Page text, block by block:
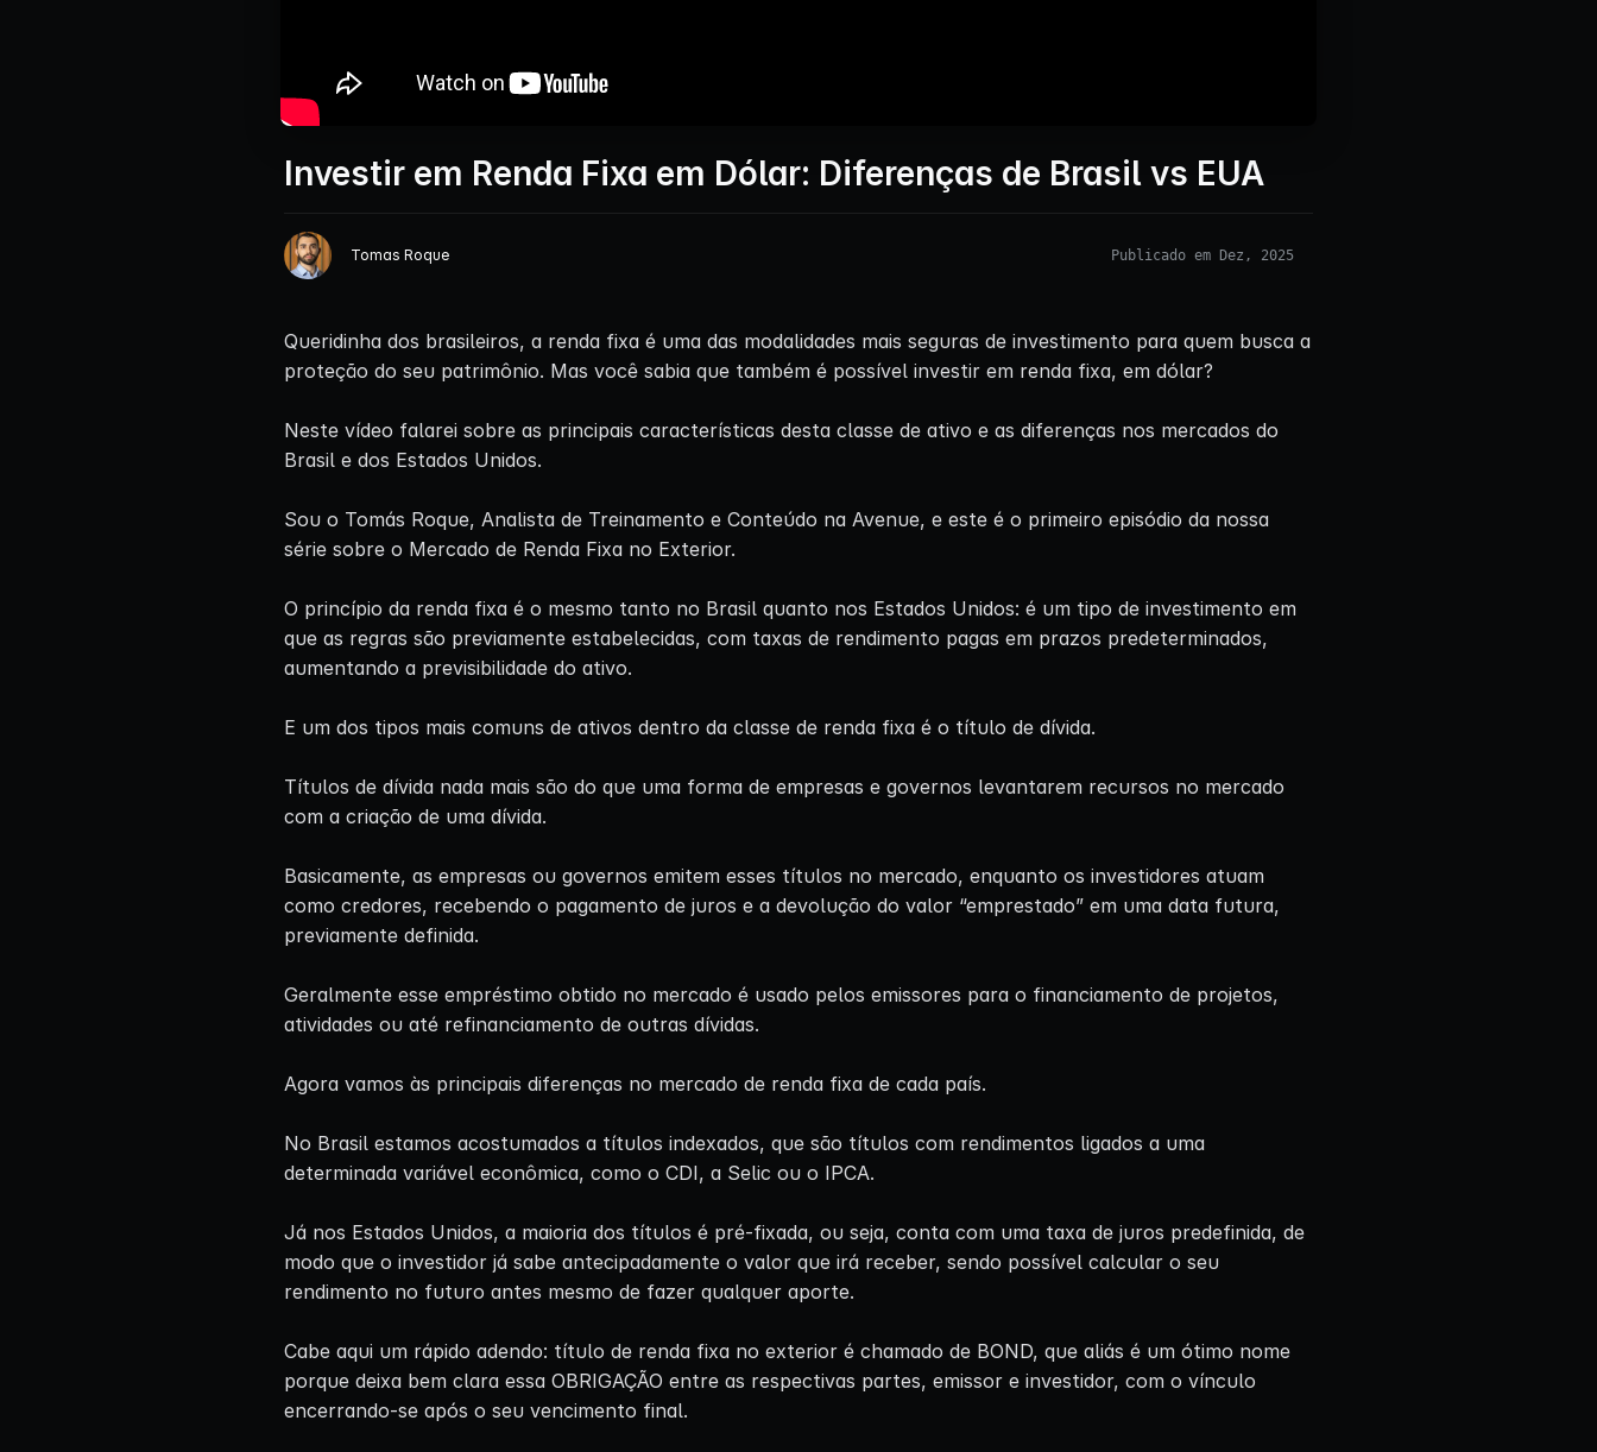
Investir em Renda Fixa em Dólar: Diferenças de Brasil vs EUA
Tomas Roque Publicado em Dez, 2025
Queridinha dos brasileiros, a renda fixa é uma das modalidades mais seguras de investimento para quem busca a
proteção do seu patrimônio. Mas você sabia que também é possível investir em renda fixa, em dólar?
Neste vídeo falarei sobre as principais características desta classe de ativo e as diferenças nos mercados do
Brasil e dos Estados Unidos.
Sou o Tomás Roque, Analista de Treinamento e Conteúdo na Avenue, e este é o primeiro episódio da nossa
série sobre o Mercado de Renda Fixa no Exterior.
O princípio da renda fixa é o mesmo tanto no Brasil quanto nos Estados Unidos: é um tipo de investimento em
que as regras são previamente estabelecidas, com taxas de rendimento pagas em prazos predeterminados,
aumentando a previsibilidade do ativo.
E um dos tipos mais comuns de ativos dentro da classe de renda fixa é o título de dívida.
Títulos de dívida nada mais são do que uma forma de empresas e governos levantarem recursos no mercado
com a criação de uma dívida.
Basicamente, as empresas ou governos emitem esses títulos no mercado, enquanto os investidores atuam
como credores, recebendo o pagamento de juros e a devolução do valor “emprestado” em uma data futura,
previamente definida.
Geralmente esse empréstimo obtido no mercado é usado pelos emissores para o financiamento de projetos,
atividades ou até refinanciamento de outras dívidas.
Agora vamos às principais diferenças no mercado de renda fixa de cada país.
No Brasil estamos acostumados a títulos indexados, que são títulos com rendimentos ligados a uma
determinada variável econômica, como o CDI, a Selic ou o IPCA.
Já nos Estados Unidos, a maioria dos títulos é pré-fixada, ou seja, conta com uma taxa de juros predefinida, de
modo que o investidor já sabe antecipadamente o valor que irá receber, sendo possível calcular o seu
rendimento no futuro antes mesmo de fazer qualquer aporte.
Cabe aqui um rápido adendo: título de renda fixa no exterior é chamado de BOND, que aliás é um ótimo nome
porque deixa bem clara essa OBRIGAÇÃO entre as respectivas partes, emissor e investidor, com o vínculo
encerrando-se após o seu vencimento final.